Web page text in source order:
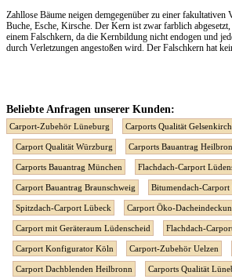
Zahllose Bäume neigen demgegenüber zu einer fakultativen
Buche, Esche, Kirsche. Der Kern ist zwar farblich
einem Falschkern, da die Kernbildung nicht endogen und
durch Verletzungen angestoßen wird. Der Falschkern hat
Beliebte Anfragen unserer Kunden:
Carport-Zubehör Lüneburg Carports Qualität
Carport Qualität Würzburg Carports Bauantrag
Carports Bauantrag München Flachdach-Carport
Carport Bauantrag Braunschweig Bitumendach-Carport
Spitzdach-Carport Lübeck Carport Öko-
Carport mit Geräteraum Lüdenscheid Flachdach-
Carport Konfigurator Köln Carport-Zubehör Uelzen
Carport Dachblenden Heilbronn Carports Qualität